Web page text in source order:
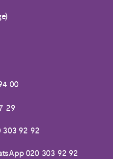
00
29
92 92
020 303 92 92